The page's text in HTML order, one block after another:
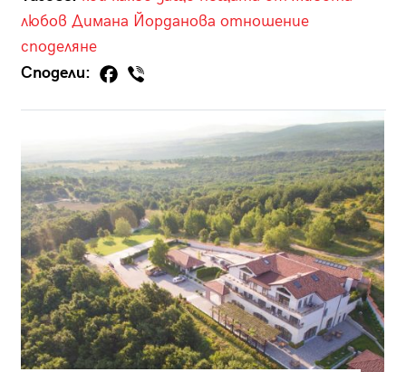
любов Димана Йорданова отношение
споделяне
Сподели: